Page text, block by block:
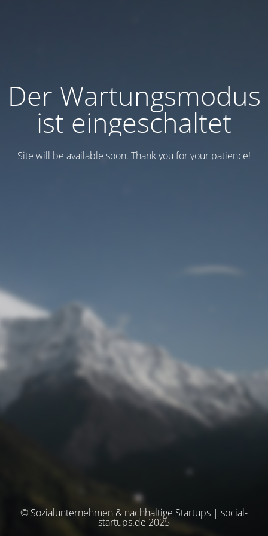
Der Wartungsmodus
ist eingeschaltet
Site will be available soon. Thank you for your patience!
© Sozialunternehmen & nachhaltige Startups | social-
startups.de 2025